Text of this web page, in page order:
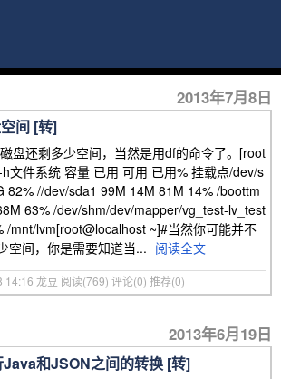
2013年7月8日
间 [转]
盘还剩多少空间，当然是用df的命令了。[root
文件系统 容量 已用 可用 已用% 挂载点/dev/s
82% //dev/sda1 99M 14M 81M 14% /boottm
63% /dev/shm/dev/mapper/vg_test-lv_test
/mnt/lvm[root@localhost ~]#当然你可能并不
空间，你是需要知道当... 阅读全文
14:16 龙豆 阅读(769) 评论(0) 推荐(0)
2013年6月19日
和JSON之间的转换 [转]